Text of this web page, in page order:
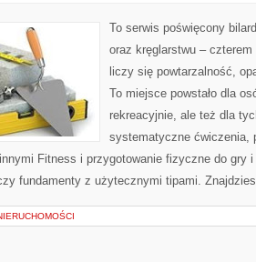
To serwis poświęcony
oraz kręglarstwu –
liczy się powtarzalność,
To miejsce powstało dla
rekreacyjnie, ale też dla
systematyczne ćwiczenia,
Fitness i przygotowanie fizyczne do gry
fundamenty z użytecznymi tipami.